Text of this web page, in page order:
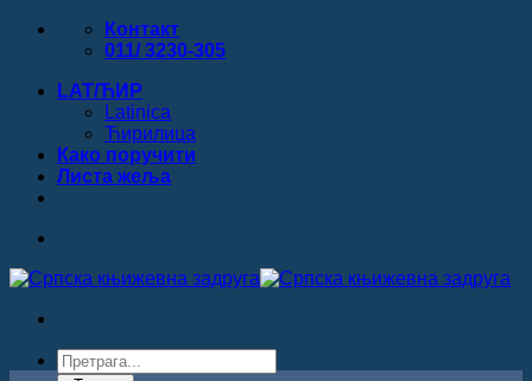
Прескочи
Контакт
011/ 3230-305
LAT/ЋИР
Latinica
Ћирилица
Како поручити
Листa жеља
Products